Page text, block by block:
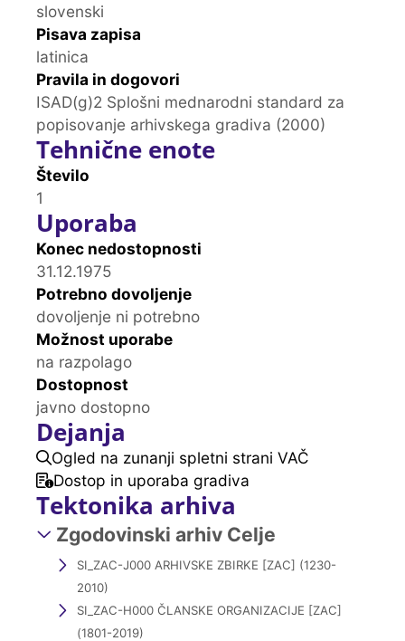
slovenski
Pisava zapisa
latinica
Pravila in dogovori
ISAD(g)2 Splošni mednarodni standard za
popisovanje arhivskega gradiva (2000)
Tehnične enote
Število
1
Uporaba
Konec nedostopnosti
31.12.1975
Potrebno dovoljenje
dovoljenje ni potrebno
Možnost uporabe
na razpolago
Dostopnost
javno dostopno
Dejanja
Ogled na zunanji spletni strani VAČ
Dostop in uporaba gradiva
Tektonika arhiva
Zgodovinski arhiv Celje
SI_ZAC-J000 ARHIVSKE ZBIRKE [ZAC] (1230-
2010)
SI_ZAC-H000 ČLANSKE ORGANIZACIJE [ZAC]
(1801-2019)